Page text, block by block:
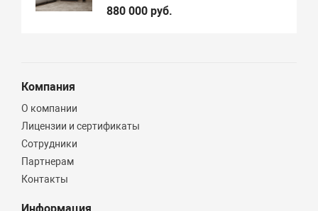
880 000 руб.
Компания
О компании
Лицензии и сертификаты
Сотрудники
Партнерам
Контакты